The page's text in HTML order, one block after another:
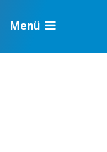
Menü